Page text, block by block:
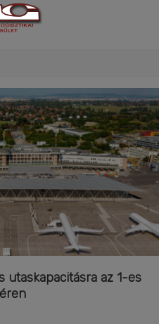
utaskapacitásra az 1-es